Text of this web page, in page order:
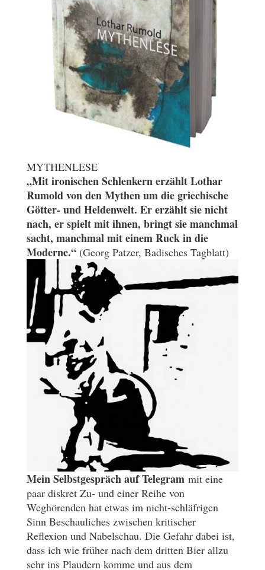
MYTHENLESE
„Mit ironischen Schlenkern erzählt Lothar
Rumold von den Mythen um die griechische
Götter- und Heldenwelt. Er erzählt sie nicht
nach, er spielt mit ihnen, bringt sie manchmal
sacht, manchmal mit einem Ruck in die
Moderne.“(Georg Patzer, Badisches Tagblatt)
Mein Selbstgespräch auf Telegrammit eine
paar diskret Zu- und einer Reihe von
Weghörenden hat etwas im nicht-schläfrigen
Sinn Beschauliches zwischen kritischer
Reflexion und Nabelschau. Die Gefahr dabei ist,
dass ich wie früher nach dem dritten Bier allzu
sehr ins Plaudern komme und aus dem